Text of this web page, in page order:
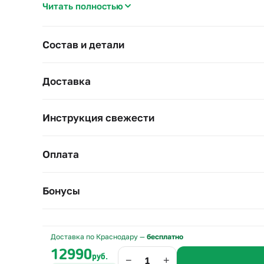
–Весенний состав.
Подойдёт на 8 Марта, день рождения весной или
Цветы стоят в губке с водой — подливайте воду
Читать полностью
Состав и детали
Доставка
Инструкция свежести
Оплата
Бонусы
Доставка по Краснодару — бесплатно
12990руб.
− +